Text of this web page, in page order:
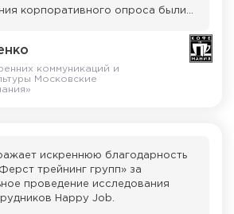
корпоративного опроса были
был выстроен с
со стороны
коммуникаций и
Московские
искреннюю благодарность
трейнинг групп» за
проведение исследования
Happy Job.